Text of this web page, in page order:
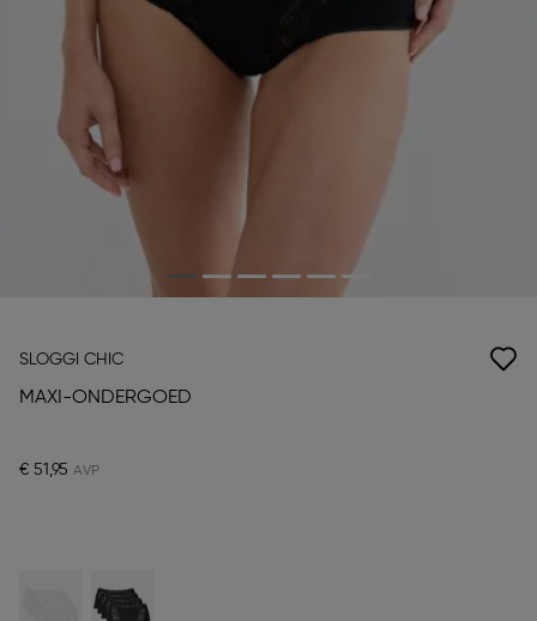
SLOGGI CHIC
MAXI-ONDERGOED
€ 51,95